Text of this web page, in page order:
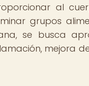
al
grupos
se busca
mejora